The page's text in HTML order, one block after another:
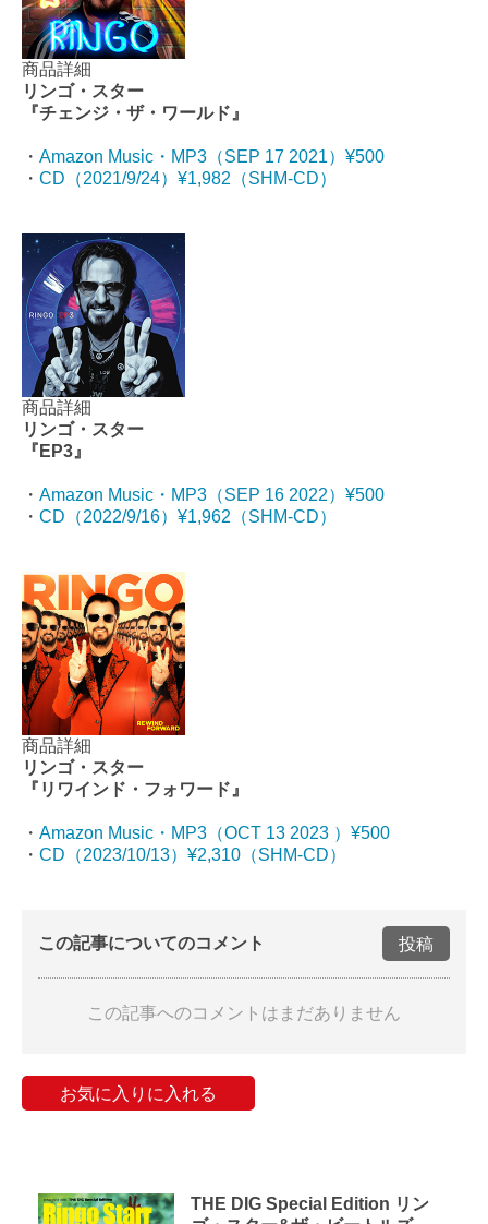
商品詳細
リンゴ・スター
『チェンジ・ザ・ワールド』
・ Amazon Music・MP3（SEP 17 2021）¥500
・ CD（2021/9/24）¥1,982（SHM-CD）
商品詳細
リンゴ・スター
『EP3』
・ Amazon Music・MP3（SEP 16 2022）¥500
・ CD（2022/9/16）¥1,962（SHM-CD）
商品詳細
リンゴ・スター
『リワインド・フォワード』
・ Amazon Music・MP3（OCT 13 2023 ）¥500
・ CD（2023/10/13）¥2,310（SHM-CD）
この記事についてのコメント 投稿
この記事へのコメントはまだありません
お気に入りに入れる
THE DIG Special Edition リン